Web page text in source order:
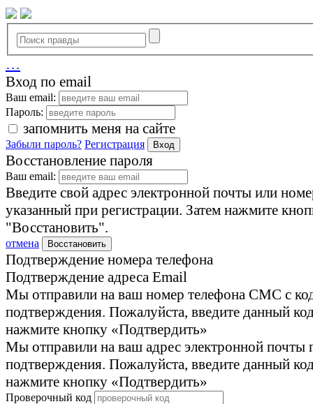
…
Вход по email
Ваш email:
Пароль:
запомнить меня на сайте
Забыли пароль? Регистрация Вход
Восстановление пароля
Ваш email:
Введите свой адрес электронной почты или
указанный при регистрации. Затем нажмите
"Восстановить".
отмена Восстановить
Подтверждение номера телефона
Подтверждение адреса Email
Мы отправили на ваш номер телефона СМС с
подтверждения. Пожалуйста, введите данный
нажмите кнопку «Подтвердить»
Мы отправили на ваш адрес электронной почты
подтверждения. Пожалуйста, введите данный
нажмите кнопку «Подтвердить»
Проверочный код